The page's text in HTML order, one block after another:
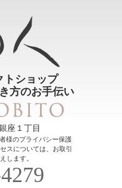
トショップ
方のお手伝い
座１丁目
様のプライバシー保護
スについては、お取引
します。